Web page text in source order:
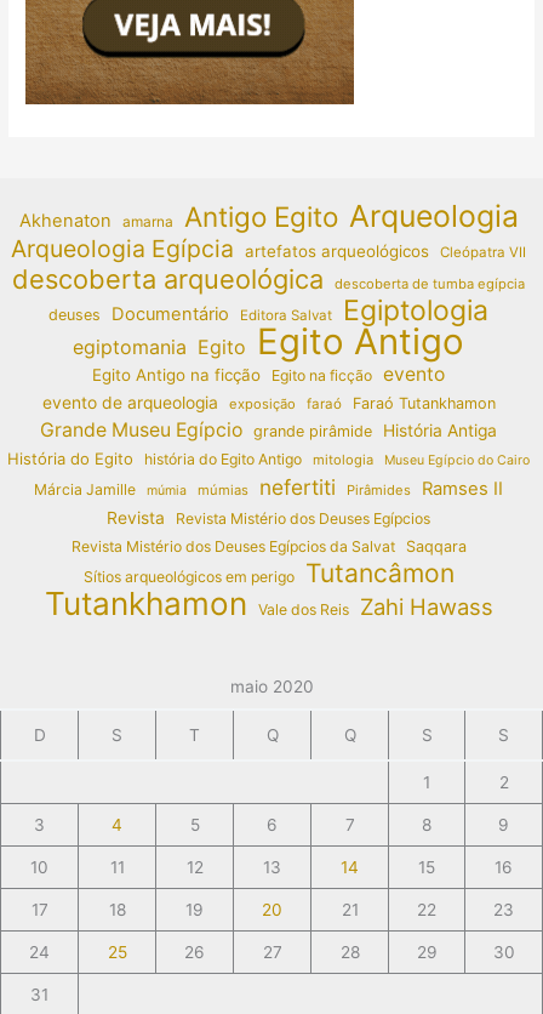
Akhenaton amarna Antigo Egito Arqueologia
Arqueologia Egípcia artefatos arqueológicos Cleópatra VII
descoberta arqueológica descoberta de tumba egípcia
deuses Documentário Editora Salvat Egiptologia
egiptomania Egito Egito Antigo
Egito Antigo na ficção Egito na ficção evento
evento de arqueologia exposição faraó Faraó Tutankhamon
Grande Museu Egípcio grande pirâmide
História Antiga
História do Egito
história do Egito Antigo mitologia Museu Egípcio do Cairo
Márcia Jamille múmia múmias nefertiti Pirâmides Ramses II
Revista
Revista Mistério dos Deuses Egípcios
Revista Mistério dos Deuses Egípcios da Salvat
Saqqara
Sítios arqueológicos em perigo
Tutancâmon
Tutankhamon Vale dos Reis Zahi Hawass
maio 2020
D S T Q Q S S
1 2
3 4 5 6 7 8 9
10 11 12 13 14 15 16
17 18 19 20 21 22 23
24 25 26 27 28 29 30
31